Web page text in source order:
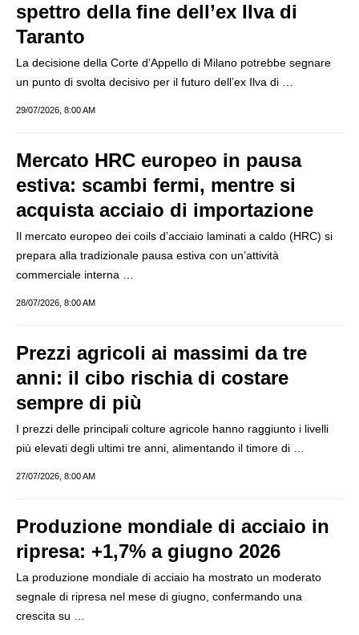
spettro della fine dell’ex Ilva di
Taranto
La decisione della Corte d’Appello di Milano potrebbe segnare
un punto di svolta decisivo per il futuro dell’ex Ilva di …
29/07/2026, 8:00 AM
Mercato HRC europeo in pausa
estiva: scambi fermi, mentre si
acquista acciaio di importazione
Il mercato europeo dei coils d’acciaio laminati a caldo (HRC) si
prepara alla tradizionale pausa estiva con un’attività
commerciale interna …
28/07/2026, 8:00 AM
Prezzi agricoli ai massimi da tre
anni: il cibo rischia di costare
sempre di più
I prezzi delle principali colture agricole hanno raggiunto i livelli
più elevati degli ultimi tre anni, alimentando il timore di …
27/07/2026, 8:00 AM
Produzione mondiale di acciaio in
ripresa: +1,7% a giugno 2026
La produzione mondiale di acciaio ha mostrato un moderato
segnale di ripresa nel mese di giugno, confermando una
crescita su …